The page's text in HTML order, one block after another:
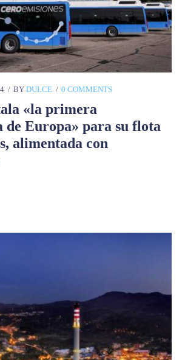
BYDULCE 0 COMMENTS
«la primera
de Europa» para su flota
alimentada con